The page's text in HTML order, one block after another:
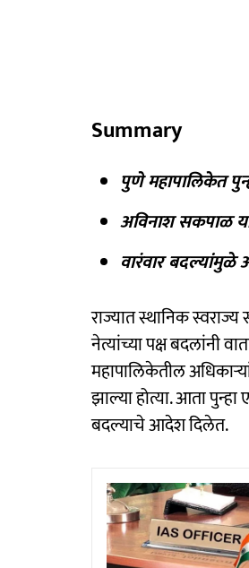
Summary
पुणे महापालिकेत
अविनाश सकपाळ
वारंवार
राज्यात स्थानिक
नेत्यांच्या पक्ष बदलांनी
महापालिकेतील
झाल्या होत्या. आता
बदल्याचे आदेश दिलेत.